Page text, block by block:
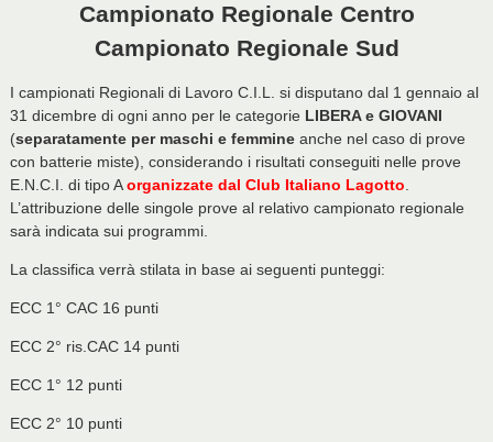
Campionato Regionale Centro
Campionato Regionale Sud
I campionati Regionali di Lavoro C.I.L. si disputano dal 1 gennaio al
31 dicembre di ogni anno per le categorie LIBERA e GIOVANI
(separatamente per maschi e femmineanche nel caso di prove
con batterie miste), considerando i risultati conseguiti nelle prove
E.N.C.I. di tipo Aorganizzate dal Club Italiano Lagotto.
L’attribuzione delle singole prove al relativo campionato regionale
sarà indicata sui programmi.
La classifica verrà stilata in base ai seguenti punteggi:
ECC 1° CAC 16 punti
ECC 2° ris.CAC 14 punti
ECC 1° 12 punti
ECC 2° 10 punti